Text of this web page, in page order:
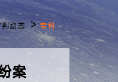
判动态 >专利
案